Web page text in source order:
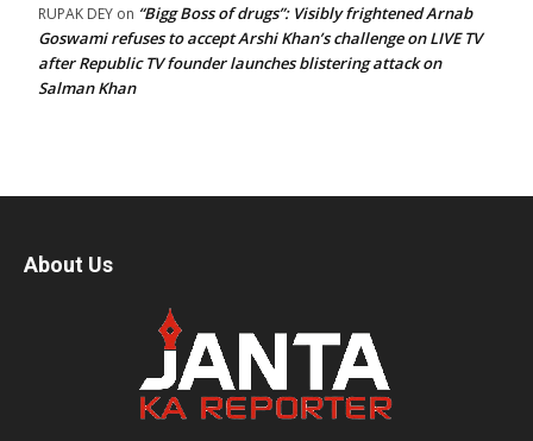
RUPAK DEY on “Bigg Boss of drugs”: Visibly frightened Arnab
Goswami refuses to accept Arshi Khan’s challenge on LIVE TV
after Republic TV founder launches blistering attack on
Salman Khan
About Us